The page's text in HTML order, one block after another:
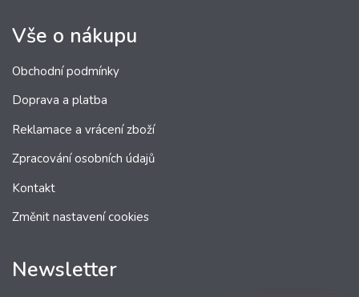
Vše o nákupu
Obchodní podmínky
Doprava a platba
Reklamace a vrácení zboží
Zpracování osobních údajů
Kontakt
Změnit nastavení cookies
Newsletter